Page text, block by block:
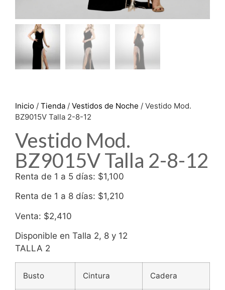
Inicio / Tienda / Vestidos de Noche / Vestido Mod.
BZ9015V Talla 2-8-12
Vestido Mod.
BZ9015V Talla 2-8-12
Renta de 1 a 5 días: $1,100
Renta de 1 a 8 días: $1,210
Venta: $2,410
Disponible en Talla 2, 8 y 12
TALLA 2
Busto Cintura Cadera